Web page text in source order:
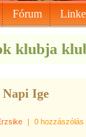
Fórum
klubja
Napi Ige
| 0 hozzászólás